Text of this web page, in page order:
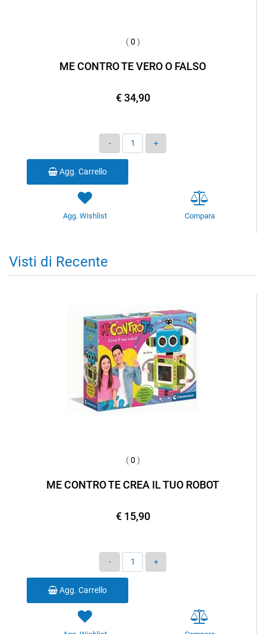
(0 )
ME CONTRO TE VERO O FALSO
€ 34,90
Quantità
Agg. Carrello
Agg. Wishlist Compara
Visti di Recente
(0 )
ME CONTRO TE CREA IL TUO ROBOT
€ 15,90
Quantità
Agg. Carrello